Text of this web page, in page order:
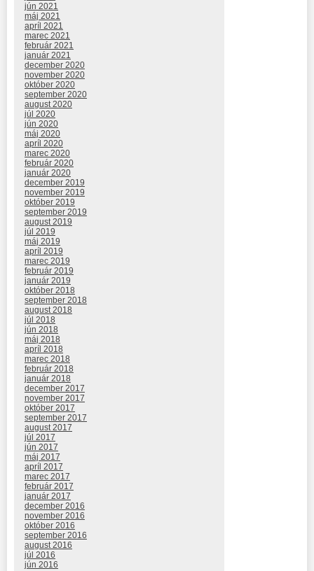
jún 2021
máj 2021
apríl 2021
marec 2021
február 2021
január 2021
december 2020
november 2020
október 2020
september 2020
august 2020
júl 2020
jún 2020
máj 2020
apríl 2020
marec 2020
február 2020
január 2020
december 2019
november 2019
október 2019
september 2019
august 2019
júl 2019
máj 2019
apríl 2019
marec 2019
február 2019
január 2019
október 2018
september 2018
august 2018
júl 2018
jún 2018
máj 2018
apríl 2018
marec 2018
február 2018
január 2018
december 2017
november 2017
október 2017
september 2017
august 2017
júl 2017
jún 2017
máj 2017
apríl 2017
marec 2017
február 2017
január 2017
december 2016
november 2016
október 2016
september 2016
august 2016
júl 2016
jún 2016